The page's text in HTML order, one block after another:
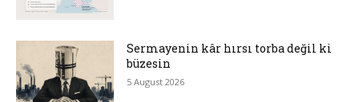
Sermayenin kâr hırsı torba değil ki
büzesin
5 August 2026